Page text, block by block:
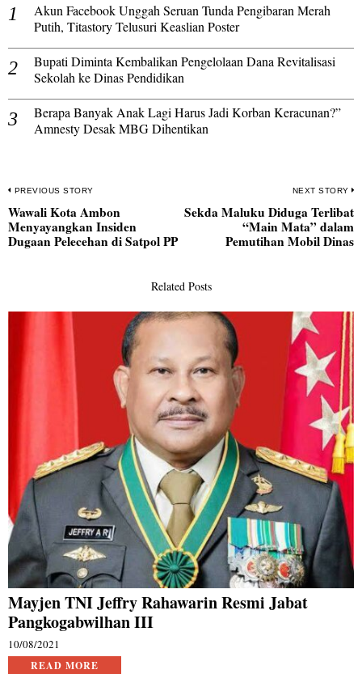
Akun Facebook Unggah Seruan Tunda Pengibaran Merah
Putih, Titastory Telusuri Keaslian Poster
Bupati Diminta Kembalikan Pengelolaan Dana Revitalisasi
Sekolah ke Dinas Pendidikan
Berapa Banyak Anak Lagi Harus Jadi Korban Keracunan?”
Amnesty Desak MBG Dihentikan
Navigasi
pos
PREVIOUS STORY
Previous
post:
Wawali Kota Ambon
Menyayangkan Insiden
Dugaan Pelecehan di Satpol PP
NEXT STORY
Sekda Maluku Diduga Terlibat
“Main Mata” dalam
Pemutihan Mobil Dinas
Related Posts
Mayjen TNI Jeffry Rahawarin Resmi Jabat
Pangkogabwilhan III
10/08/2021
READ MORE